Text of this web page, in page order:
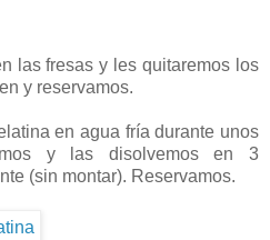
las fresas y les quitaremos los
y reservamos.
en agua fría durante unos
y las disolvemos en 3
(sin montar). Reservamos.